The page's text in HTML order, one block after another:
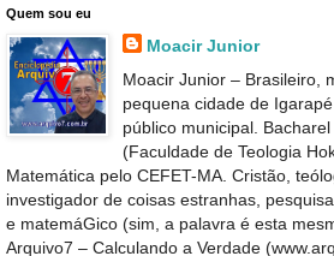
Quem sou eu
Moacir Junior
Moacir Junior – Brasileiro,
pequena cidade de
público municipal.
(Faculdade de Teologia
Matemática pelo CEFET-MA. Cristão,
investigador de coisas estranhas,
e matemáGico (sim, a palavra é esta
Arquivo7 – Calculando a Verdade